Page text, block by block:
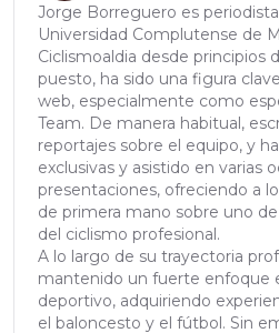
Jorge Borreguero es
Universidad Complutense de
Ciclismoaldia desde principios
puesto, ha sido una figura
web, especialmente como
Team. De manera habitual,
reportajes sobre el equipo, y
exclusivas y asistido en varias
presentaciones, ofreciendo a
de primera mano sobre uno
del ciclismo profesional.
A lo largo de su trayectoria
mantenido un fuerte enfoque
deportivo, adquiriendo
el baloncesto y el fútbol. Sin